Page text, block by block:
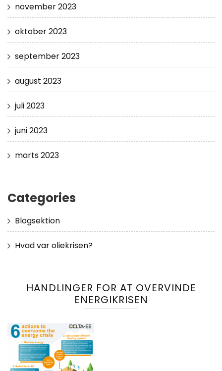
november 2023
oktober 2023
september 2023
august 2023
juli 2023
juni 2023
marts 2023
Categories
Blogsektion
Hvad var oliekrisen?
HANDLINGER FOR AT OVERVINDE
ENERGIKRISEN